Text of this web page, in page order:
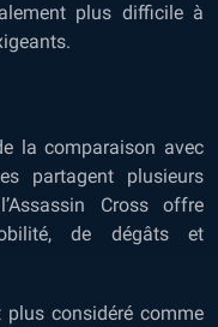
plus difficile à
la comparaison avec
partagent plusieurs
Cross offre
de dégâts et
plus considéré comme